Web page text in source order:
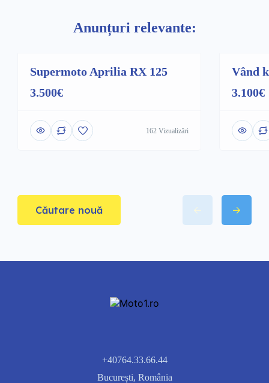
Anunțuri relevante:
Promovat
Supermoto Aprilia RX 125
3.500€
162 Vizualizări
Promovat
Vând
3.100€
Căutare nouă
+40764.33.66.44
București, România